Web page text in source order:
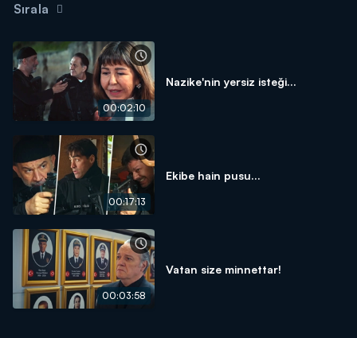
Sırala
00:02:10
Nazike'nin yersiz isteği...
00:17:13
Ekibe hain pusu...
00:03:58
Vatan size minnettar!